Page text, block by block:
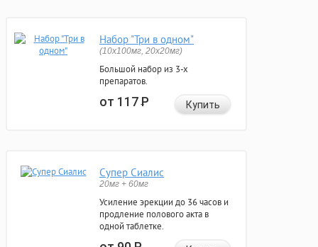
Набор "Три в одном"
(10x100мг, 20x20мг)
Большой набор из 3-х
препаратов.
от 117Р Купить
Супер Сиалис
20мг + 60мг
Усиление эрекции до 36 часов и
продление полового акта в
одной таблетке.